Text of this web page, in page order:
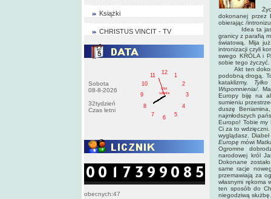
Książki
CHRISTUS VINCIT - TV
Sobota
08-8-2026
32tydzień
Czas letni
1
2
3
4
5
6
7
8
9
10
11
12
PM
sobota
obecnych:47
dokonanej przez
obierając /
Idea ta jasno i
granicy z parafią
światową. Mija
intronizacji czyli
swego KRÓLA i
sobie tego życzyć.
Akt ten
podobną drogą.
kataklizmy.
Wspomnienia/.
Europy biję na
sumieniu
duszę
najmłodszych
Europo! Tobie my
Ci za to
wyglądasz.
Europę mówi
Ogromne
narodowej król
Dokonane
same racje
przemawiają za
własnymi rękoma
ten sposób do
niegodziwą